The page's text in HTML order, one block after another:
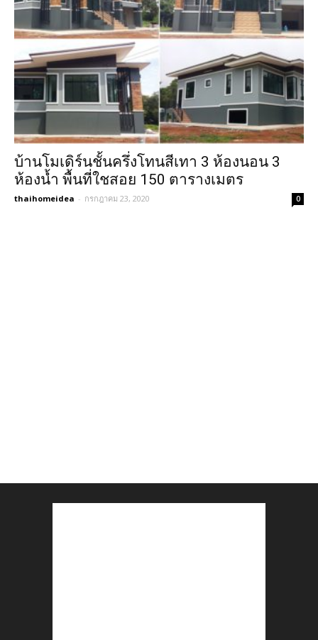
บ้านโมเดิร์นชั้นครึ่งโทนสีเทา 3 ห้องนอน 3
ห้องน้ำ พื้นที่ใชสอย 150 ตารางเมตร
thaihomeidea - กรกฎาคม 23, 2020 0